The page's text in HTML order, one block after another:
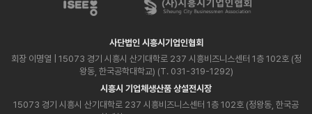
사단법인 시흥시기업인협회
회장 이명열 | 15073 경기 시흥시 산기대학로 237 시흥비즈니스센터 1층 102호 (정
왕동, 한국공학대학교) (T. 031-319-1292)
시흥시 기업체생산품 상설전시장
15073 경기 시흥시 산기대학로 237 시흥비즈니스센터 1층 102호 (정왕동, 한국공